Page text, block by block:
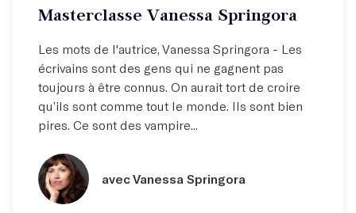
Masterclasse Vanessa Springora
Les mots de l'autrice, Vanessa Springora - Les
écrivains sont des gens qui ne gagnent pas
toujours à être connus. On aurait tort de croire
qu’ils sont comme tout le monde. Ils sont bien
pires. Ce sont des vampire...
avec Vanessa Springora